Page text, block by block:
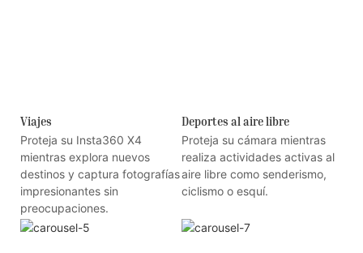
Viajes
Proteja su Insta360 X4
mientras explora nuevos
destinos y captura fotografías
impresionantes sin
preocupaciones.
Deportes al aire libre
Proteja su cámara mientras
realiza actividades activas al
aire libre como senderismo,
ciclismo o esquí.